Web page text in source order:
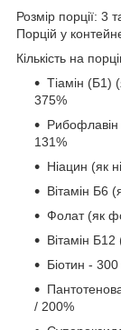
Розмір порції: 3
Порцій у
Кількість на
Тіамін (Б1)
375%
131%
Ніацин (як
Вітамін Б6
Фолат (як
Вітамін
Біотин -
/ 200%